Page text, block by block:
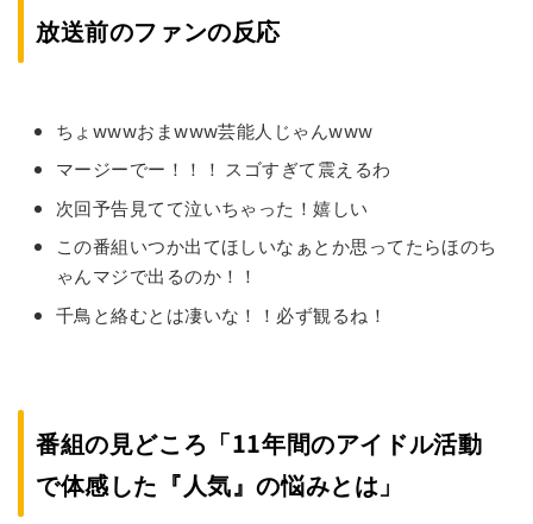
放送前のファンの反応
ちょwwwおまwww芸能人じゃんwww
マージーでー！！！ スゴすぎて震えるわ
次回予告見てて泣いちゃった！嬉しい
この番組いつか出てほしいなぁとか思ってたらほのち
ゃんマジで出るのか！！
千鳥と絡むとは凄いな！！必ず観るね！
番組の見どころ「11年間のアイドル活動
で体感した『人気』の悩みとは」